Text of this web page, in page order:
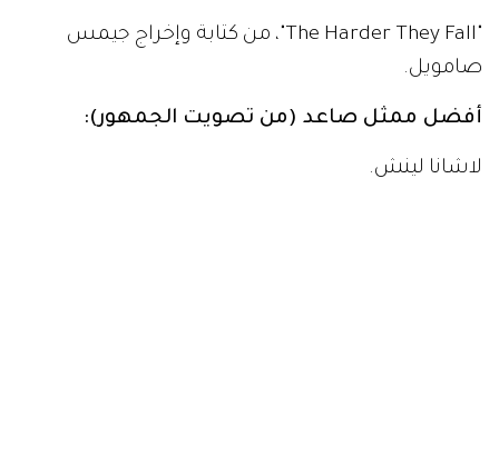
"The Harder They Fall"، من كتابة وإخراج جيمس
صامويل.
أفضل ممثل صاعد (من تصويت الجمهور):
لاشانا لينش.